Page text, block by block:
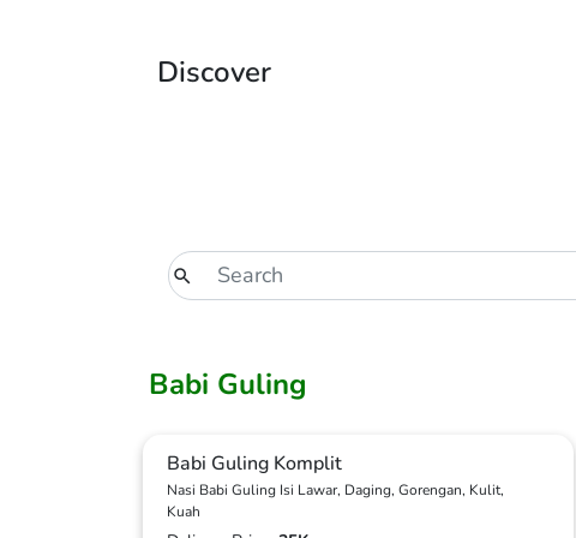
Discover
Babi Guling
Babi Guling Komplit
Nasi Babi Guling Isi Lawar, Daging, Gorengan, Kulit,
Kuah